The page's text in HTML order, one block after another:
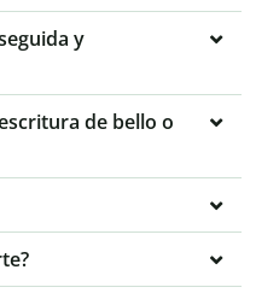
y
de bello o